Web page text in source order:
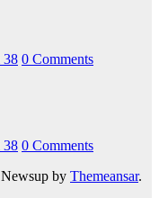
38 0 Comments
38 0 Comments
by Themeansar.